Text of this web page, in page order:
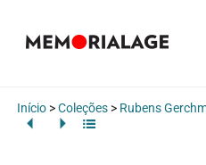
Início>Coleções> Rubens